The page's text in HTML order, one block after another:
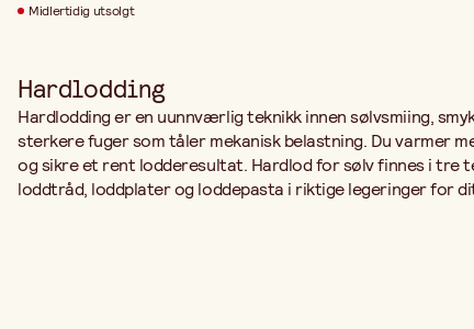
Midlertidig utsolgt
Hardlodding
Hardlodding er en uunnværlig teknikk innen sølvsmiing,
sterkere fuger som tåler mekanisk belastning. Du varmer
og sikre et rent lodderesultat. Hardlod for sølv finnes i tre
loddtråd, loddplater og loddepasta i riktige legeringer for